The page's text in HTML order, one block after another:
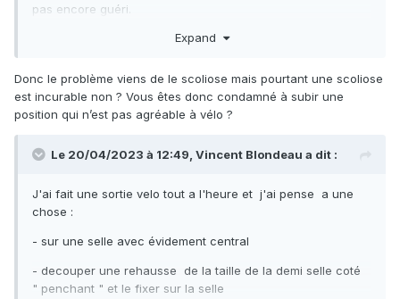
pas encore guéri.
Je ne sais pas si cela vous aider.
Expand
Donc le problème viens de le scoliose mais pourtant une scoliose
est incurable non ? Vous êtes donc condamné à subir une
position qui n’est pas agréable à vélo ?
Le 20/04/2023 à 12:49, Vincent Blondeau a dit :
J'ai fait une sortie velo tout a l'heure et j'ai pense a une
chose :
- sur une selle avec évidement central
- decouper une rehausse de la taille de la demi selle coté
" penchant " et le fixer sur la selle